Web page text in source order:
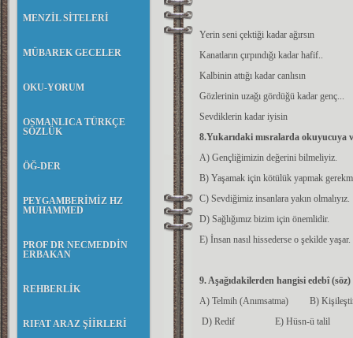
MENZİL SİTELERİ
MÜBAREK GECELER
OKU-YORUM
OSMANLICA TÜRKÇE
SÖZLÜK
ÖĞ-DER
PEYGAMBERİMİZ HZ
MUHAMMED
PROF DR NECMEDDİN
ERBAKAN
REHBERLİK
RIFAT ARAZ ŞİİRLERİ
Yerin seni çektiği kadar ağırsın
Kanatların çırpındığı kadar hafif..
Kalbinin attığı kadar canlısın
Gözlerinin uzağı gördüğü kadar genç...
Sevdiklerin kadar iyisin
8.Yukarıdaki mısralarda okuyucuya
A) Gençliğimizin değerini bilmeliyiz.
B) Yaşamak için kötülük yapmak
C) Sevdiğimiz insanlara yakın olmalıyız.
D) Sağlığımız bizim için önemlidir.
E) İnsan nasıl hissederse o şekilde yaşar.
9. Aşağıdakilerden hangisi edebî
A) Telmih (Anımsatma) B)
D) Redif E) Hüsn-ü talil